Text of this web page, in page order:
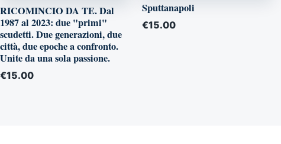
RICOMINCIO DA TE. Dal
1987 al 2023: due "primi"
scudetti. Due generazioni, due
città, due epoche a confronto.
Unite da una sola passione.
€15.00
Sputtanapoli
€15.00